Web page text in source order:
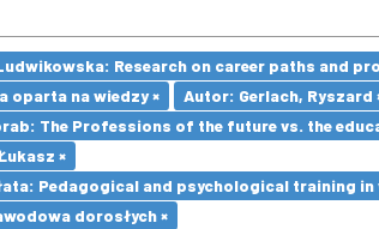
Research on career paths and
oparta na wiedzy ×
Autor: Gerlach, Ryszard
The Professions of the future vs. the
×
Pedagogical and psychological training
dorosłych ×